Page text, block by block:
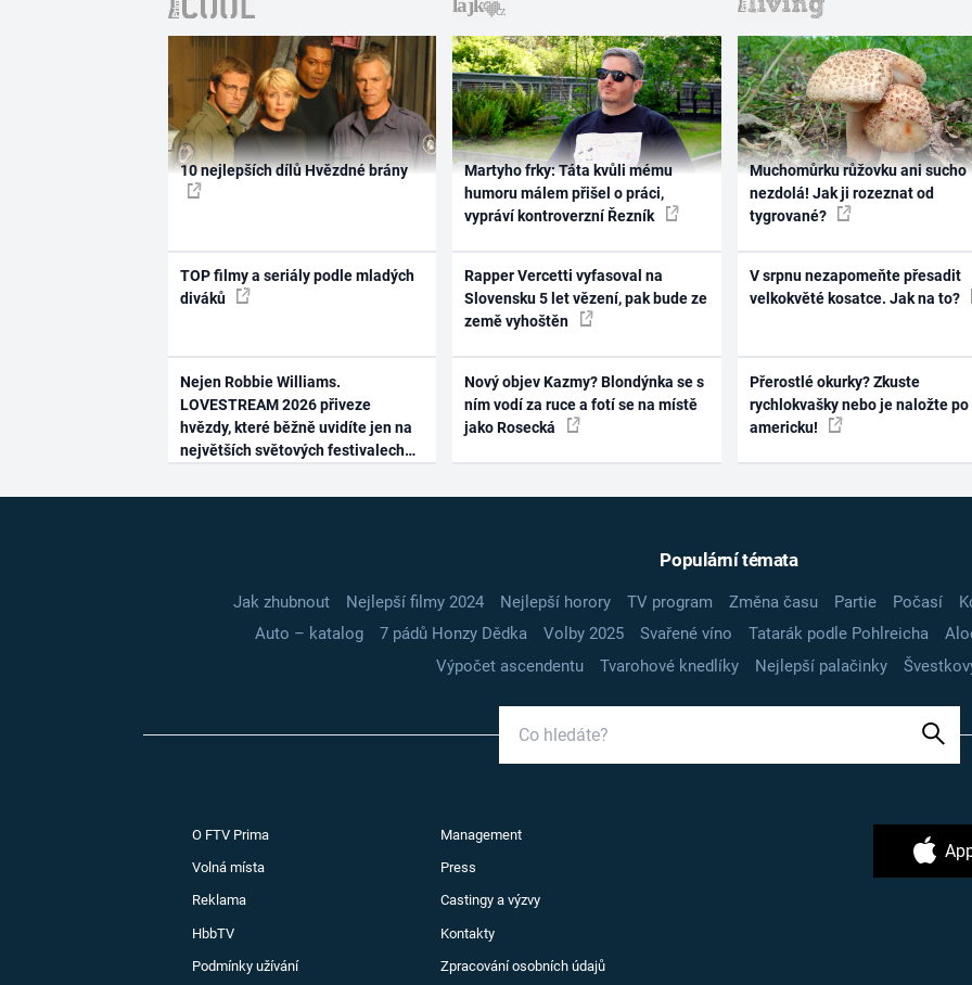
10 nejlepších dílů Hvězdné brány
TOP filmy a seriály podle mladých
diváků
Nejen Robbie Williams.
LOVESTREAM 2026 přiveze
hvězdy, které běžně uvidíte jen na
největších světových festivalech
Martyho frky: Táta kvůli mému
humoru málem přišel o práci,
vypráví kontroverzní Řezník
Rapper Vercetti vyfasoval na
Slovensku 5 let vězení, pak bude ze
země vyhoštěn
Nový objev Kazmy? Blondýnka se s
ním vodí za ruce a fotí se na místě
jako Rosecká
Muchomůrku růžovku ani sucho
nezdolá! Jak ji rozeznat od
tygrované?
V srpnu nezapomeňte přesadit
velkokvěté kosatce. Jak na to?
Přerostlé okurky? Zkuste
rychlokvašky nebo je naložte po
americku!
Populární témata
Jak zhubnout Nejlepší filmy 2024 Nejlepší horory TV program Změna času Partie Počasí
Auto – katalog
7 pádů Honzy Dědka Volby 2025 Svařené víno Tatarák podle Pohlreicha
Výpočet ascendentu
Tvarohové knedlíky Nejlepší palačinky
O FTV Prima Management
Volná místa Press
Reklama Castingy a výzvy
HbbTV Kontakty
Podmínky užívání Zpracování osobních údajů